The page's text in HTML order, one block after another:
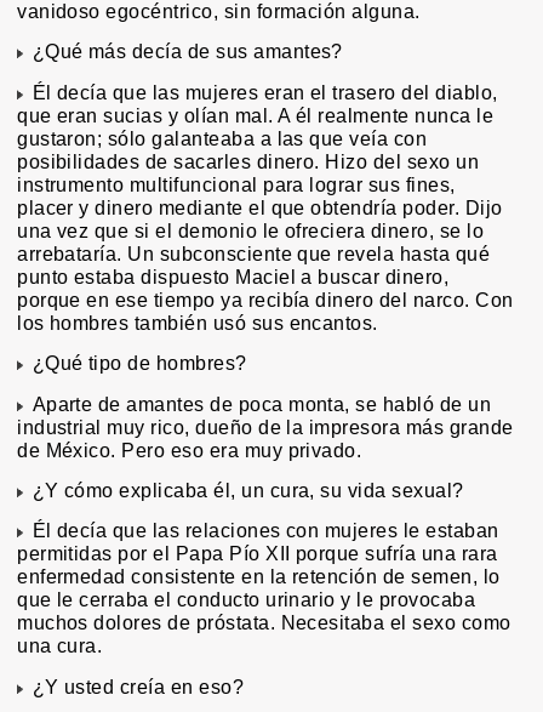
vanidoso egocéntrico, sin formación alguna.
¿Qué más decía de sus amantes?
Él decía que las mujeres eran el trasero del diablo,
que eran sucias y olían mal. A él realmente nunca le
gustaron; sólo galanteaba a las que veía con
posibilidades de sacarles dinero. Hizo del sexo un
instrumento multifuncional para lograr sus fines,
placer y dinero mediante el que obtendría poder. Dijo
una vez que si el demonio le ofreciera dinero, se lo
arrebataría. Un subconsciente que revela hasta qué
punto estaba dispuesto Maciel a buscar dinero,
porque en ese tiempo ya recibía dinero del narco. Con
los hombres también usó sus encantos.
¿Qué tipo de hombres?
Aparte de amantes de poca monta, se habló de un
industrial muy rico, dueño de la impresora más grande
de México. Pero eso era muy privado.
¿Y cómo explicaba él, un cura, su vida sexual?
Él decía que las relaciones con mujeres le estaban
permitidas por el Papa Pío XII porque sufría una rara
enfermedad consistente en la retención de semen, lo
que le cerraba el conducto urinario y le provocaba
muchos dolores de próstata. Necesitaba el sexo como
una cura.
¿Y usted creía en eso?